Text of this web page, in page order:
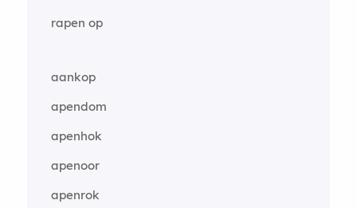
rapen op
aankop
apendom
apenhok
apenoor
apenrok